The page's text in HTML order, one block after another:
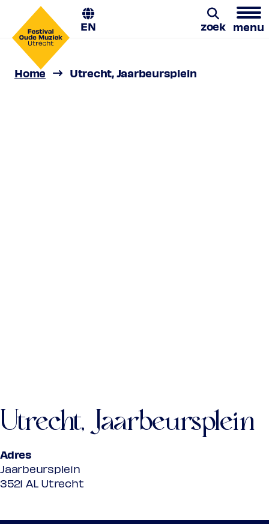
EN zoek menu
Home Utrecht, Jaarbeursplein
Utrecht, Jaarbeursplein
Adres
Jaarbeursplein
3521 AL Utrecht